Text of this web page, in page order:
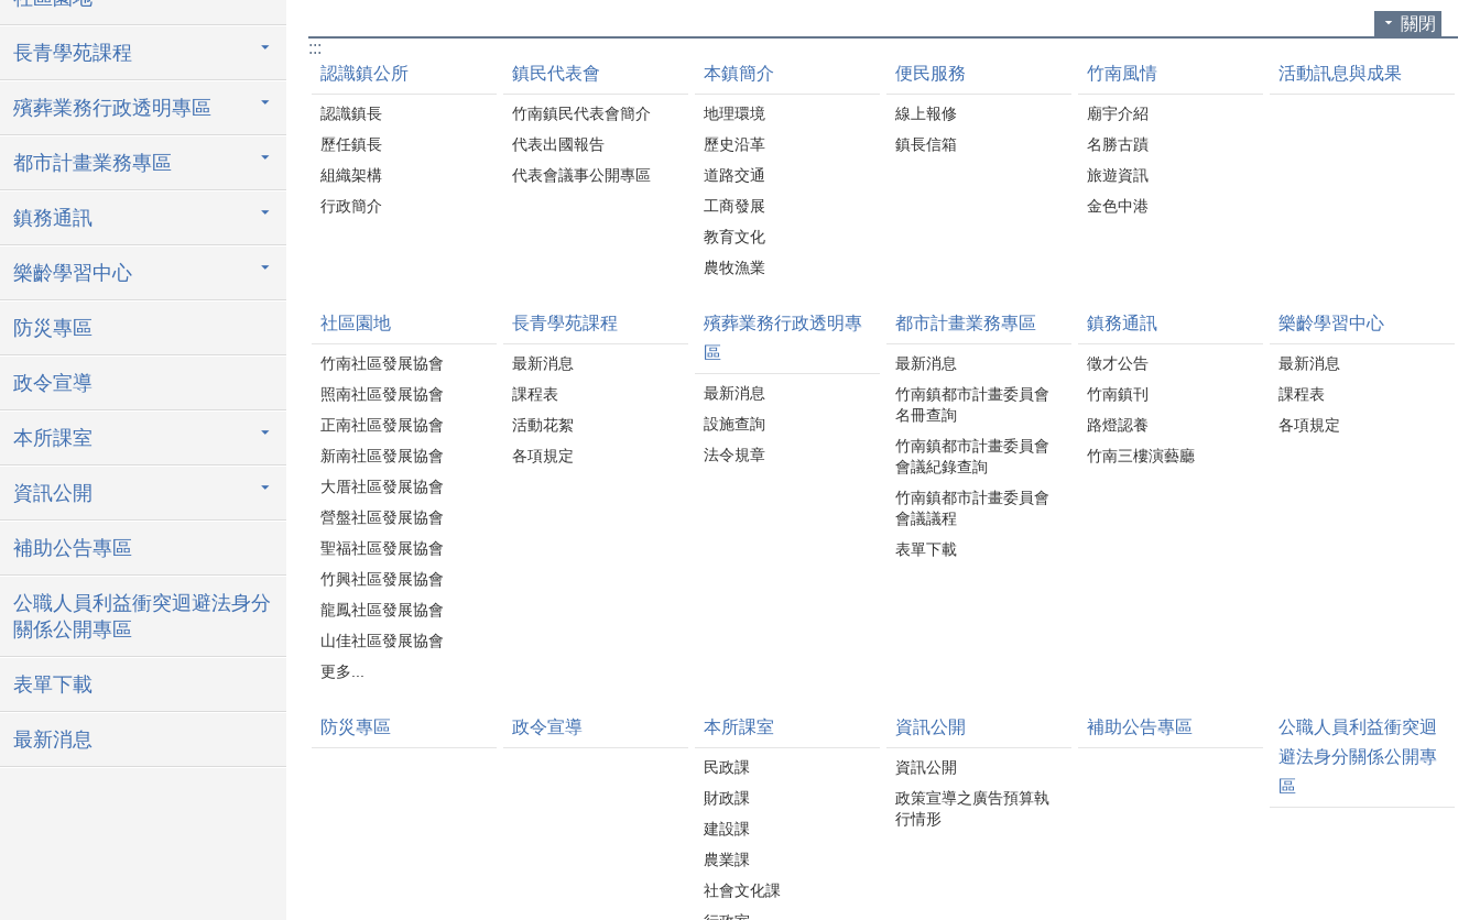
長青學苑課程
殯葬業務行政透明專區
都市計畫業務專區
鎮務通訊
樂齡學習中心
防災專區
政令宣導
本所課室
資訊公開
補助公告專區
公職人員利益衝突迴避法身分
關係公開專區
表單下載
最新消息
關閉
:::
認識鎮公所
認識鎮長
歷任鎮長
組織架構
行政簡介
鎮民代表會
竹南鎮民代表會簡介
代表出國報告
代表會議事公開專區
本鎮簡介
地理環境
歷史沿革
道路交通
工商發展
教育文化
農牧漁業
便民服務
線上報修
鎮長信箱
竹南風情
廟宇介紹
名勝古蹟
旅遊資訊
金色中港
活動訊息與成果
社區園地
竹南社區發展協會
照南社區發展協會
正南社區發展協會
新南社區發展協會
大厝社區發展協會
營盤社區發展協會
聖福社區發展協會
竹興社區發展協會
龍鳳社區發展協會
山佳社區發展協會
更多...
長青學苑課程
最新消息
課程表
活動花絮
各項規定
殯葬業務行政透明專
區
最新消息
設施查詢
法令規章
都市計畫業務專區
最新消息
竹南鎮都市計畫委員會
名冊查詢
竹南鎮都市計畫委員會
會議紀錄查詢
竹南鎮都市計畫委員會
會議議程
表單下載
鎮務通訊
徵才公告
竹南鎮刊
路燈認養
竹南三樓演藝廳
樂齡學習中心
最新消息
課程表
各項規定
防災專區 政令宣導 本所課室
民政課
財政課
建設課
農業課
社會文化課
資訊公開
資訊公開
政策宣導之廣告預算執
行情形
補助公告專區
公職人員利益衝突迴
避法身分關係公開專
區